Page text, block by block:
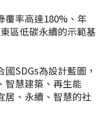
覆率高達180%、年
區低碳永續的示範基
SDGs為設計藍圖，
智慧建築、再生能
居、永續、智慧的社